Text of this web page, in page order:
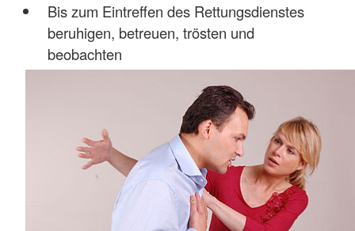
Bis zum Eintreffen des Rettungsdienstes
beruhigen, betreuen, trösten und
beobachten